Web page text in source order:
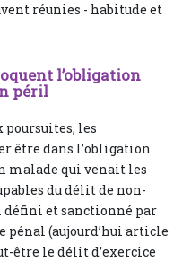
réunies - habitude et
l’obligation
péril
poursuites, les
être dans l’obligation
malade qui venait les
du délit de non-
défini et sanctionné par
pénal (aujourd’hui article
être le délit d’exercice